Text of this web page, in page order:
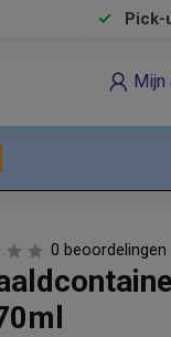
Pick-
Mijn
0 beoordelingen